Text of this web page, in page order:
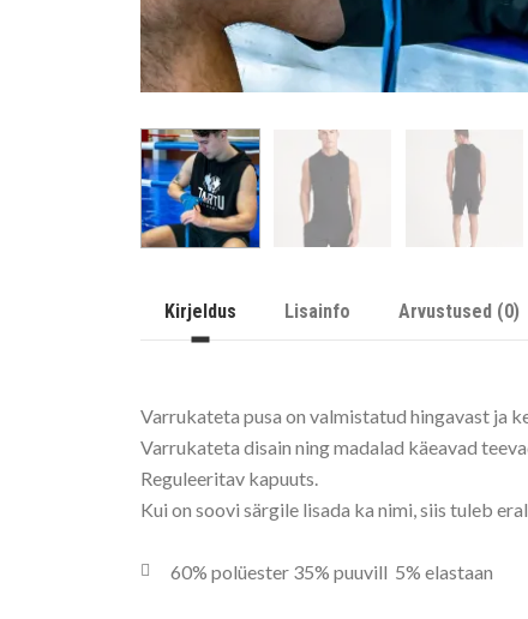
Kirjeldus Lisainfo Arvustused (0)
Varrukateta pusa on valmistatud hingavast ja
Varrukateta disain ning madalad käeavad
Reguleeritav kapuuts.
Kui on soovi särgile lisada ka nimi, siis tuleb
60% polüester 35% puuvill 5% elastaan